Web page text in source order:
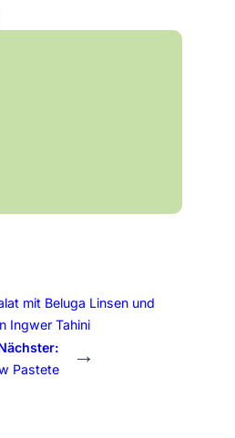
mit Beluga Linsen und
Ingwer Tahini
Pastete
→